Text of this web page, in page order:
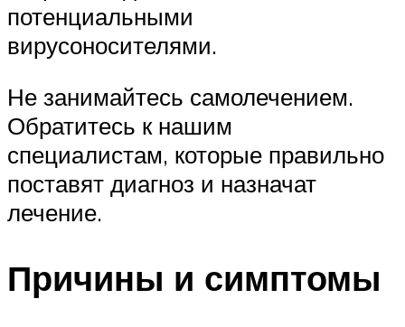
потенциальными
вирусоносителями.
Не занимайтесь самолечением.
Обратитесь к нашим
специалистам, которые правильно
поставят диагноз и назначат
лечение.
Причины и симптомы